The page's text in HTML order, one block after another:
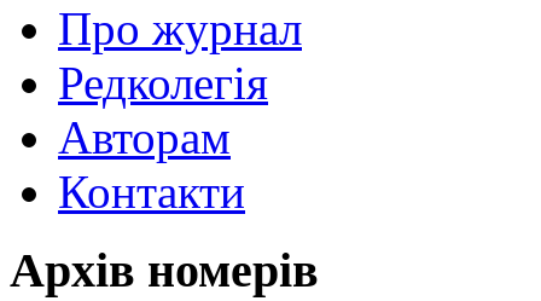
Про журнал
Редколегія
Авторам
Контакти
Архів номерів